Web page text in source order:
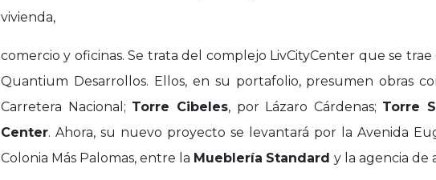
vivienda,
comercio y oficinas. Se trata del complejo LivCityCenter que se
Quantium Desarrollos. Ellos, en su portafolio, presumen obras
Carretera Nacional; Torre Cibeles, por Lázaro Cárdenas; Torre
Center. Ahora, su nuevo proyecto se levantará por la Avenida
Colonia Más Palomas, entre la Mueblería Standard y la agencia de